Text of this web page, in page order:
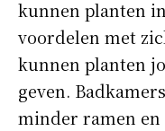
kunnen planten
voordelen met
kunnen planten
geven.
minder ramen